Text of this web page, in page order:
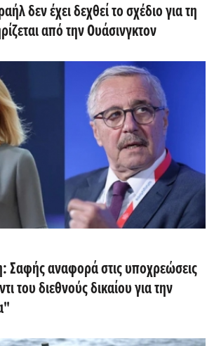
δεν έχει δεχθεί το σχέδιο για τη
από την Ουάσινγκτον
Σαφής αναφορά στις υποχρεώσεις
του διεθνούς δικαίου για την